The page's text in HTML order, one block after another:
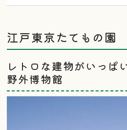
江戸東京たてもの園
レトロな建物がいっぱ
野外博物館